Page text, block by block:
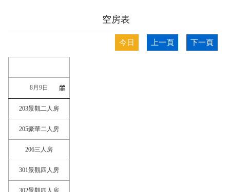
空房表
今日 上一頁 下一頁
203景觀二人房
205豪華二人房
206三人房
301景觀四人房
302景觀四人房